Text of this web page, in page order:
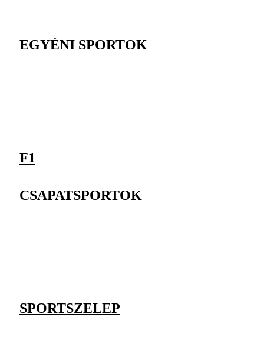
EGYÉNI SPORTOK
F1
CSAPATSPORTOK
SPORTSZELEP